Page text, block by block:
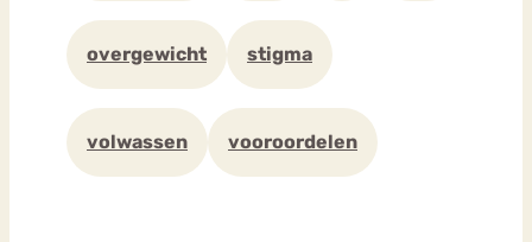
overgewicht stigma
volwassen vooroordelen